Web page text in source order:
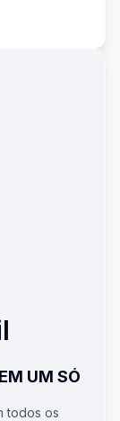
UM SÓ
todos os